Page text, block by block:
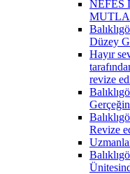
NEFES
Düzey
Hayır
revize
Revize